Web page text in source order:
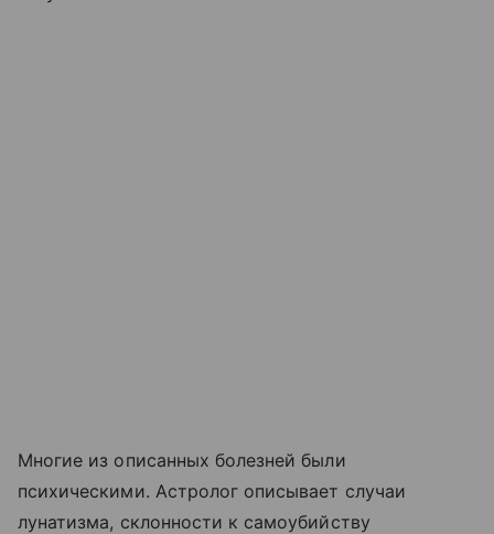
Многие из описанных болезней были
психическими. Астролог описывает случаи
лунатизма, склонности к самоубийству